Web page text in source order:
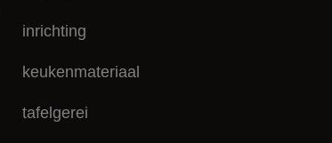
inrichting
keukenmateriaal
tafelgerei